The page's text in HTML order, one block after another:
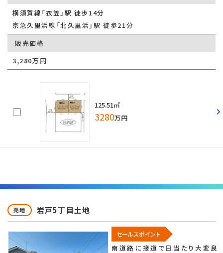
横須賀線「衣笠」駅 徒歩14分
京急久里浜線「北久里浜」駅 徒歩21分
販売価格
3,280万円
125.51㎡
3280万円
売地 岩戸5丁目土地
セールスポイント
南道路に接道で日当たり大変良